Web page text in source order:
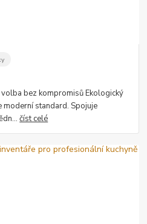
volba bez kompromisů Ekologický
moderní standard. Spojuje
číst celé